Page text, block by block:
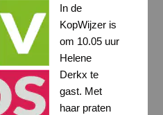
In de
KopWijzer is
om 10.05 uur
Helene
Derkx te
gast. Met
haar praten